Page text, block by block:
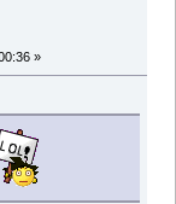
»